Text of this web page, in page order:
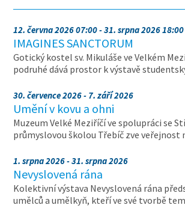
12. června 2026 07:00 - 31. srpna 2026 18:00
IMAGINES SANCTORUM
Gotický kostel sv. Mikuláše ve Velkém
podruhé dává prostor k výstavě
30. července 2026 - 7. září 2026
Umění v kovu a ohni
Muzeum Velké Meziříčí ve spolupráci se
průmyslovou školou Třebíč zve veřejnost
1. srpna 2026 - 31. srpna 2026
Nevyslovená rána
Kolektivní výstava Nevyslovená rána
umělců a umělkyň, kteří ve své tvorbě